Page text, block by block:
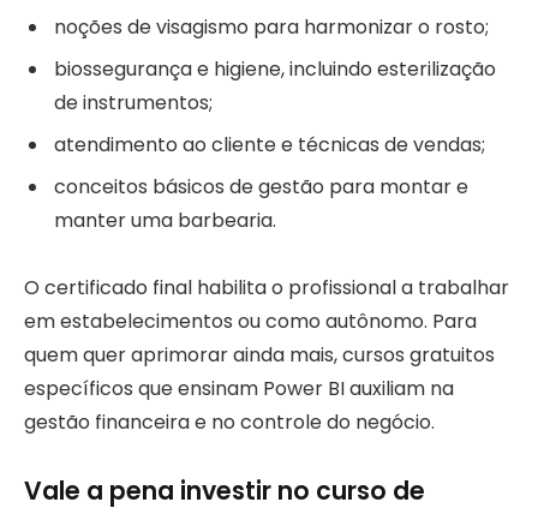
noções de visagismo para harmonizar o rosto;
biossegurança e higiene, incluindo esterilização
de instrumentos;
atendimento ao cliente e técnicas de vendas;
conceitos básicos de gestão para montar e
manter uma barbearia.
O certificado final habilita o profissional a trabalhar
em estabelecimentos ou como autônomo. Para
quem quer aprimorar ainda mais, cursos gratuitos
específicos que ensinam Power BI auxiliam na
gestão financeira e no controle do negócio.
Vale a pena investir no curso de